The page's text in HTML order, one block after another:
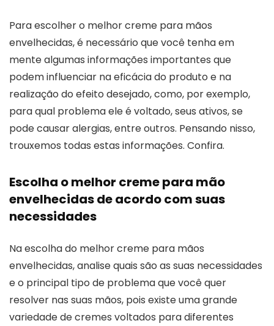
Para escolher o melhor creme para mãos
envelhecidas, é necessário que você tenha em
mente algumas informações importantes que
podem influenciar na eficácia do produto e na
realização do efeito desejado, como, por exemplo,
para qual problema ele é voltado, seus ativos, se
pode causar alergias, entre outros. Pensando nisso,
trouxemos todas estas informações. Confira.
Escolha o melhor creme para mão
envelhecidas de acordo com suas
necessidades
Na escolha do melhor creme para mãos
envelhecidas, analise quais são as suas necessidades
e o principal tipo de problema que você quer
resolver nas suas mãos, pois existe uma grande
variedade de cremes voltados para diferentes